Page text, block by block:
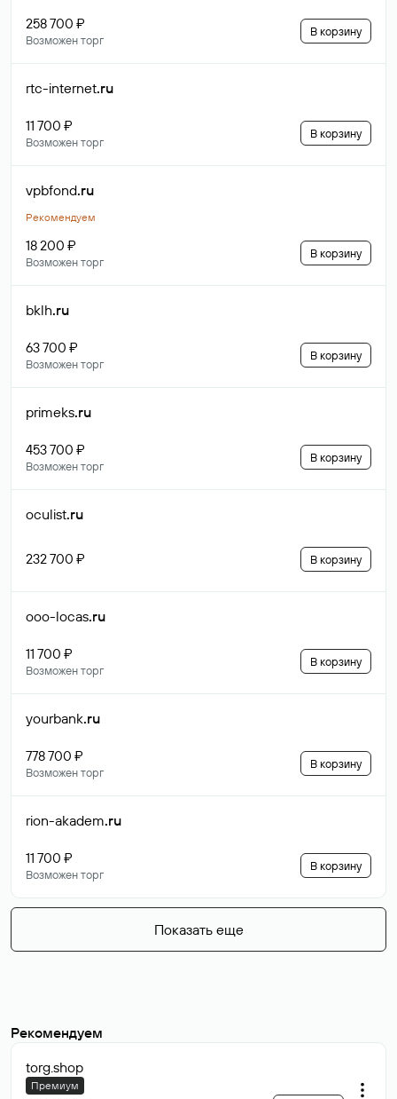
258 700 ₽
Возможен торг
В корзину
rtc-internet.ru
11 700 ₽
Возможен торг
В корзину
vpbfond.ru
Рекомендуем
18 200 ₽
Возможен торг
В корзину
bklh.ru
63 700 ₽
Возможен торг
В корзину
primeks.ru
453 700 ₽
Возможен торг
В корзину
oculist.ru
232 700 ₽ В корзину
ooo-locas.ru
11 700 ₽
Возможен торг
В корзину
yourbank.ru
778 700 ₽
Возможен торг
В корзину
rion-akadem.ru
11 700 ₽
Возможен торг
В корзину
Показать еще
Рекомендуем
torg.shop
Премиум